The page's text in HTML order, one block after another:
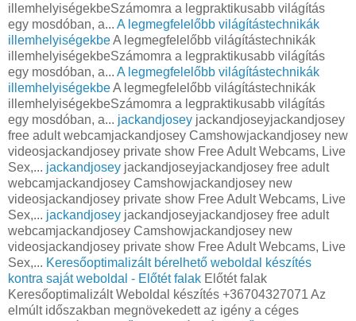
illemhelyiségekbeSzámomra a legpraktikusabb világítás
egy mosdóban, a... A legmegfelelőbb világítástechnikák
illemhelyiségekbeA legmegfelelőbb világítástechnikák
illemhelyiségekbeSzámomra a legpraktikusabb világítás
egy mosdóban, a... A legmegfelelőbb világítástechnikák
illemhelyiségekbeA legmegfelelőbb világítástechnikák
illemhelyiségekbeSzámomra a legpraktikusabb világítás
egy mosdóban, a... jackandjosey jackandjoseyjackandjosey
free adult webcamjackandjosey Camshowjackandjosey new
videosjackandjosey private show Free Adult Webcams, Live
Sex,... jackandjosey jackandjoseyjackandjosey free adult
webcamjackandjosey Camshowjackandjosey new
videosjackandjosey private show Free Adult Webcams, Live
Sex,... jackandjosey jackandjoseyjackandjosey free adult
webcamjackandjosey Camshowjackandjosey new
videosjackandjosey private show Free Adult Webcams, Live
Sex,... Keresőoptimalizált bérelhető weboldal készítés
kontra saját weboldal - Előtét falak Előtét falak
Keresőoptimalizált Weboldal készítés +36704327071 Az
elmúlt időszakban megnövekedett az igény a céges